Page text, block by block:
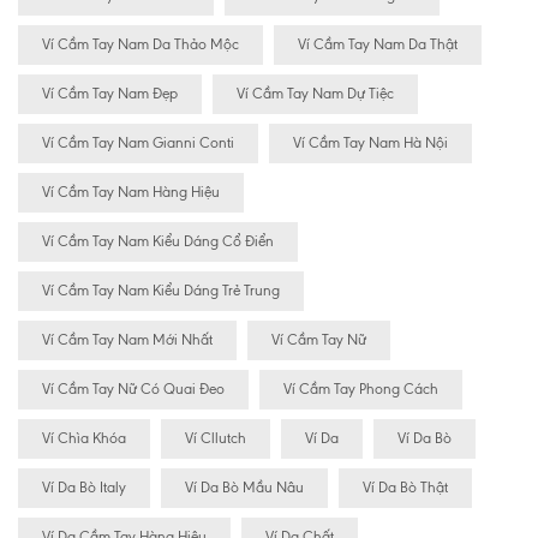
Ví Cầm Tay Nam Da Thảo Mộc Ví Cầm Tay Nam Da Thật
Ví Cầm Tay Nam Đẹp Ví Cầm Tay Nam Dự Tiệc
Ví Cầm Tay Nam Gianni Conti Ví Cầm Tay Nam Hà Nội
Ví Cầm Tay Nam Hàng Hiệu
Ví Cầm Tay Nam Kiểu Dáng Cổ Điển
Ví Cầm Tay Nam Kiểu Dáng Trẻ Trung
Ví Cầm Tay Nam Mới Nhất Ví Cầm Tay Nữ
Ví Cầm Tay Nữ Có Quai Đeo Ví Cầm Tay Phong Cách
Ví Chìa Khóa Ví Cllutch Ví Da Ví Da Bò
Ví Da Bò Italy Ví Da Bò Mầu Nâu Ví Da Bò Thật